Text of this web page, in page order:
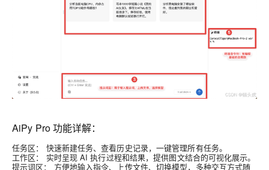
AiPy Pro 功能详解：
任务区：
快速新建任务、查看历史记录，一键管理所有任务。
工作区：
实时呈现 AI 执行过程和结果，提供图文结合的可视化展示。
提示词区：
方便地输入指令、上传文件、切换模型，多种交互方式随